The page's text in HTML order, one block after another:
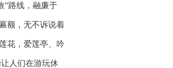
”路线，融廉于
额，无不诉说着
花，爱莲亭、吟
人们在游玩休